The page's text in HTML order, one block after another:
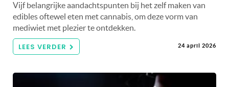
Vijf belangrijke aandachtspunten bij het zelf maken van
edibles oftewel eten met cannabis, om deze vorm van
mediwiet met plezier te ontdekken.
LEES VERDER 24 april 2026